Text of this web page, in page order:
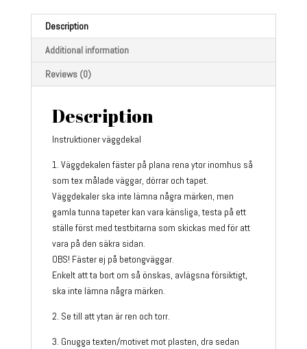
Description
Additional information
Reviews (0)
Description
Instruktioner väggdekal
1. Väggdekalen fäster på plana rena ytor inomhus så
som tex målade väggar, dörrar och tapet.
Väggdekaler ska inte lämna några märken, men
gamla tunna tapeter kan vara känsliga, testa på ett
ställe först med testbitarna som skickas med för att
vara på den säkra sidan.
OBS! Fäster ej på betongväggar.
Enkelt att ta bort om så önskas, avlägsna försiktigt,
ska inte lämna några märken.
2. Se till att ytan är ren och torr.
3. Gnugga texten/motivet mot plasten, dra sedan